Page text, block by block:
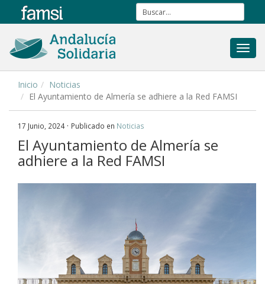
Inicio
Noticias
El Ayuntamiento de Almería se adhiere a la Red FAMSI
17 Junio, 2024· Publicado en Noticias
El Ayuntamiento de Almería se
adhiere a la Red FAMSI